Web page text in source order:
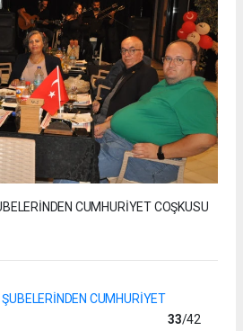
CUMHURİYET COŞKUSU
33/42